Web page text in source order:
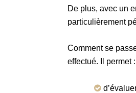
De plus, avec un
particulièrement
Comment se
effectué. Il permet :